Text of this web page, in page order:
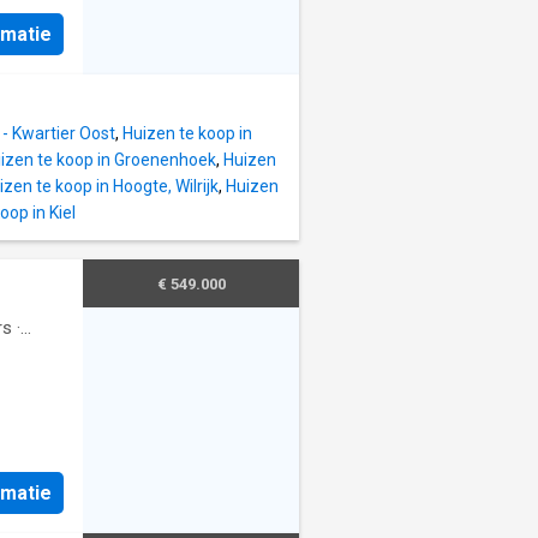
m²)
de
pour
à
la
1 -
en
à
de
Kwartier Oost, Huizen te koop in
te koop in Groenenhoek, Huizen
te koop in Hoogte, Wilrijk, Huizen
in Kiel
·
€ 549.000